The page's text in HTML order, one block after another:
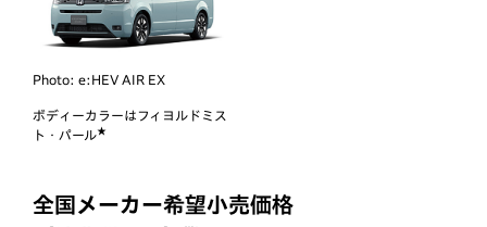
Photo: e:HEV AIR EX
ボディーカラーはフィヨルドミス
ト・パール★
全国メーカー希望小売価格